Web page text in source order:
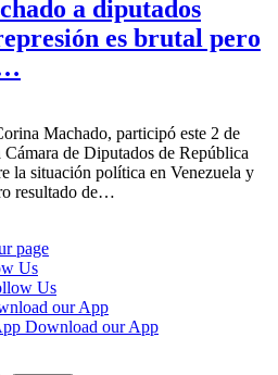
a diputados
es brutal pero
Machado, participó este 2 de
de Diputados de República
la situación política en Venezuela y
resultado de…
page
Us
Us
our App
Download our App